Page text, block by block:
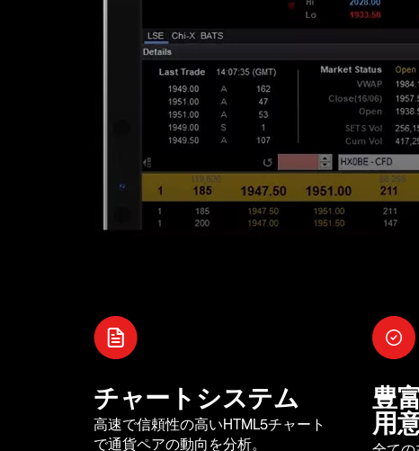
チャートシステム
高速で信頼性の高いHTML5チャート
で通貨ペアの動向を分析。
豊
用